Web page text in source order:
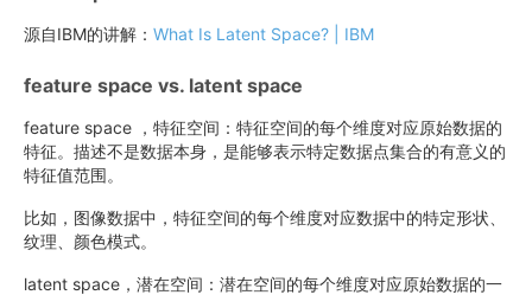
源自IBM的讲解： What Is Latent Space? | IBM
feature space vs. latent space
feature space ，特征空间：特征空间的每个维度对应原始数据的
特征。描述不是数据本身，是能够表示特定数据点集合的有意义的
特征值范围。
比如，图像数据中，特征空间的每个维度对应数据中的特定形状、
纹理、颜色模式。
latent space，潜在空间：潜在空间的每个维度对应原始数据的一